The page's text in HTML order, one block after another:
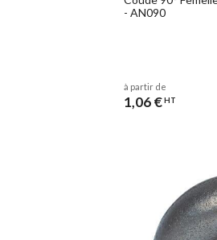
Coeur noir
- AN090
à partir de
1,06 €HT